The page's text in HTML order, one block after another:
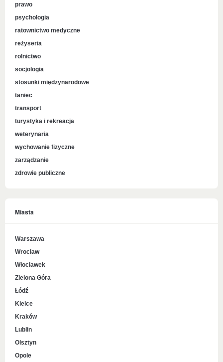
prawo
psychologia
ratownictwo medyczne
reżyseria
rolnictwo
socjologia
stosunki międzynarodowe
taniec
transport
turystyka i rekreacja
weterynaria
wychowanie fizyczne
zarządzanie
zdrowie publiczne
Miasta
Warszawa
Wrocław
Włocławek
Zielona Góra
Łódź
Kielce
Kraków
Lublin
Olsztyn
Opole